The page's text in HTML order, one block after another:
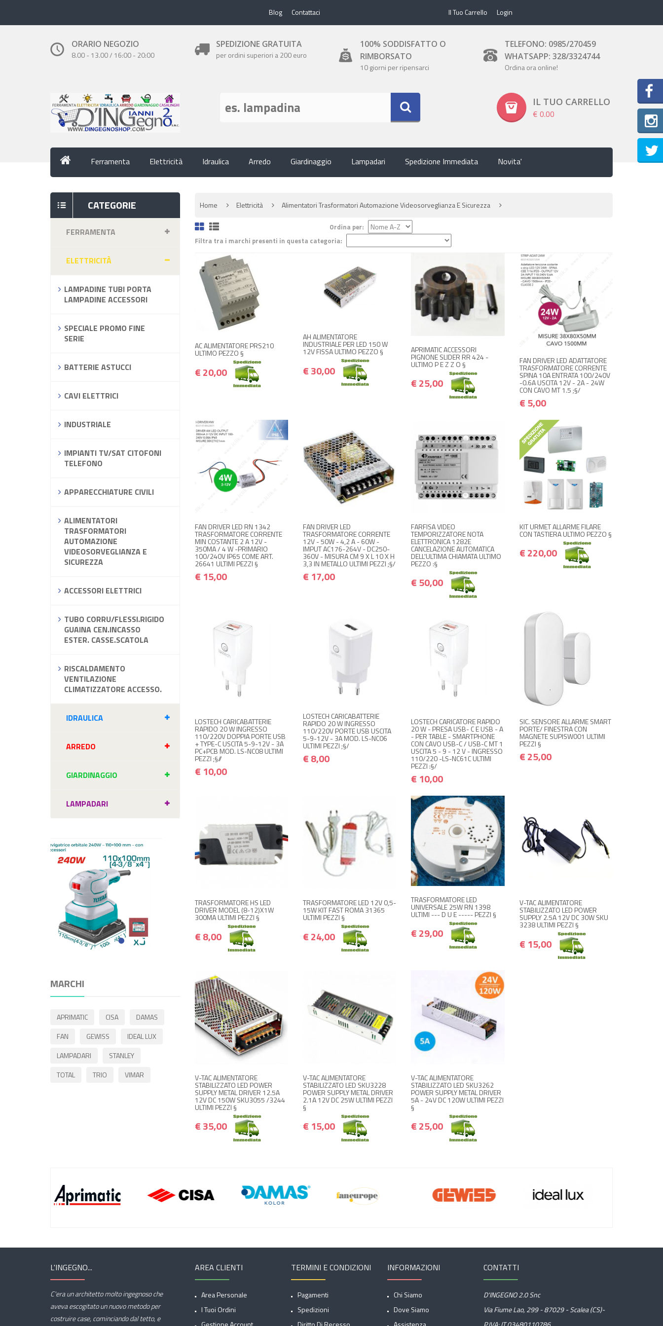
Blog Contattaci Il Tuo Carrello Login
ORARIO NEGOZIO
8.00 - 13.00 / 16:00 - 20:00
SPEDIZIONE GRATUITA
per ordini superiori a 200 euro
100% SODDISFATTO O
RIMBORSATO
10 giorni per ripensarci
TELEFONO: 0985/270459
WHATSAPP: 328/3324744
Ordina ora online!
IL TUO CARRELLO
€ 0.00
Ferramenta Elettricità Idraulica Arredo Giardinaggio Lampadari Spedizione Immediata Novita'
CATEGORIE
FERRAMENTA
ELETTRICITÀ
LAMPADINE TUBI PORTA
LAMPADINE ACCESSORI
SPECIALE PROMO FINE
SERIE
BATTERIE ASTUCCI
CAVI ELETTRICI
INDUSTRIALE
IMPIANTI TV/SAT CITOFONI
TELEFONO
APPARECCHIATURE CIVILI
ALIMENTATORI
TRASFORMATORI
AUTOMAZIONE
VIDEOSORVEGLIANZA E
SICUREZZA
ACCESSORI ELETTRICI
TUBO CORRU/FLESSI.RIGIDO
GUAINA CEN.INCASSO
ESTER. CASSE.SCATOLA
RISCALDAMENTO
VENTILAZIONE
CLIMATIZZATORE ACCESSO.
IDRAULICA
ARREDO
GIARDINAGGIO
LAMPADARI
MARCHI
APRIMATIC CISA
DAMAS
FAN
GEWISS
IDEAL LUX
LAMPADARI
STANLEY
TOTAL
TRIO VIMAR
Home Elettricità Alimentatori Trasformatori Automazione Videosorveglianza E Sicurezza
Ordina per:
Filtra tra i marchi presenti in questa categoria:
AC ALIMENTATORE PRS210
ULTIMO PEZZO §
€ 20,00
+ ACQUISTA € 30,00
AH ALIMENTATORE
INDUSTRIALE PER LED 150 W
12V FISSA ULTIMO PEZZO §
€ 30,00
+ ACQUISTA
APRIMATIC ACCESSORI
PIGNONE SLIDER RR 424 -
ULTIMO P E Z Z O §
€ 25,00
+ ACQUISTA
FAN DRIVER LED ADATTATORE
TRASFORMATORE CORRENTE
SPINA 10A ENTRATA 100/240V
-0.6A USCITA 12V - 2A - 24W
CON CAVO MT 1.5 ;§/
€ 5,00
+ ACQUISTA
FAN DRIVER LED RN 1342
TRASFORMATORE CORRENTE
MIN COSTANTE 2 A 12V -
350MA / 4 W -PRIMARIO
100/240V IP65 COME ART.
26641 ULTIMI PEZZI §
€ 15,00
+ ACQUISTA
€ 17,00
FAN DRIVER LED
TRASFORMATORE CORRENTE
12V - 50W - 4,2 A - 60W -
IMPUT AC176-264V - DC250-
360V - MISURA CM 9 X L 10 X H
3,3 IN METALLO ULTIMI PEZZI ;§/
€ 17,00
NON DISPONIBILE A
MAGAZZINO
Avvisami quando disponibile € 50,00
FARFISA VIDEO
TEMPORIZZATORE NOTA
ELETTRONICA 1282E
CANCELAZIONE AUTOMATICA
DELL'ULTIMA CHIAMATA ULTIMO
PEZZO :§
€ 50,00
+ ACQUISTA
KIT URMET ALLARME FILARE
CON TASTIERA ULTIMO PEZZO §
€ 220,00
+ ACQUISTA
LOSTECH CARICABATTERIE
RAPIDO 20 W INGRESSO
110/220V DOPPIA PORTE USB
+ TYPE-C USCITA 5-9-12V - 3A
PC+PCB MOD. LS-NC08 ULTIMI
PEZZI ;§//
€ 10,00
NON DISPONIBILE A
MAGAZZINO
LOSTECH CARICABATTERIE
RAPIDO 20 W INGRESSO
110/220V PORTE USB USCITA
5-9-12V - 3A MOD. LS-NC06
ULTIMI PEZZI ;§/
€ 8,00
NON DISPONIBILE A
MAGAZZINO
Avvisami quando disponibile € 10,00
LOSTECH CARICATORE RAPIDO
20 W - PRESA USB- C E USB - A
- PER TABLE - SMARTPHONE
CON CAVO USB-C / USB-C MT 1
USCITA 5 - 9 - 12 V - INGRESSO
110/220 -LS-NC61C ULTIMI
PEZZI :§/
€ 10,00
NON DISPONIBILE A
MAGAZZINO
SIC. SENSORE ALLARME SMART
PORTE/ FINESTRA CON
MAGNETE SUPISW001 ULTIMI
PEZZI §
€ 25,00
+ ACQUISTA
TRASFORMATORE HS LED
DRIVER MODEL (8-12)X1W
300MA ULTIMI PEZZI §
€ 8,00
+ ACQUISTA
€ 24,00
€ 28,80
TRASFORMATORE LED 12V 0,5-
15W KIT FAST ROMA 31365
ULTIMI PEZZI §
€ 24,00
+ ACQUISTA
TRASFORMATORE LED
UNIVERSALE 25W RN 1398
ULTIMI --- D U E ----- PEZZI §
€ 29,00
+ ACQUISTA
V-TAC ALIMENTATORE
STABILIZZATO LED POWER
SUPPLY 2.5A 12V DC 30W SKU
3238 ULTIMI PEZZI §
€ 15,00
+ ACQUISTA
V-TAC ALIMENTATORE
STABILIZZATO LED POWER
SUPPLY METAL DRIVER 12.5A
12V DC 150W SKU3055 /3244
ULTIMI PEZZI §
€ 35,00
+ ACQUISTA
€ 15,00
V-TAC ALIMENTATORE
STABILIZZATO LED SKU3228
POWER SUPPLY METAL DRIVER
2.1A 12V DC 25W ULTIMI PEZZI
§
€ 15,00
+ ACQUISTA
V-TAC ALIMENTATORE
STABILIZZATO LED SKU3262
POWER SUPPLY METAL DRIVER
5A - 24V DC 120W ULTIMI PEZZI
§
€ 25,00
+ ACQUISTA
L'INGEGNO...
C'era un architetto molto ingegnoso che
aveva escogitato un nuovo metodo per
costruire case, cominciando dal tetto, e
AREA CLIENTI
Area Personale
I Tuoi Ordini
TERMINI E CONDIZIONI
Pagamenti
Spedizioni
INFORMAZIONI
Chi Siamo
Dove Siamo
CONTATTI
D'INGEGNO 2.0 Snc
Via Fiume Lao, 299 - 87029 - Scalea (CS)-